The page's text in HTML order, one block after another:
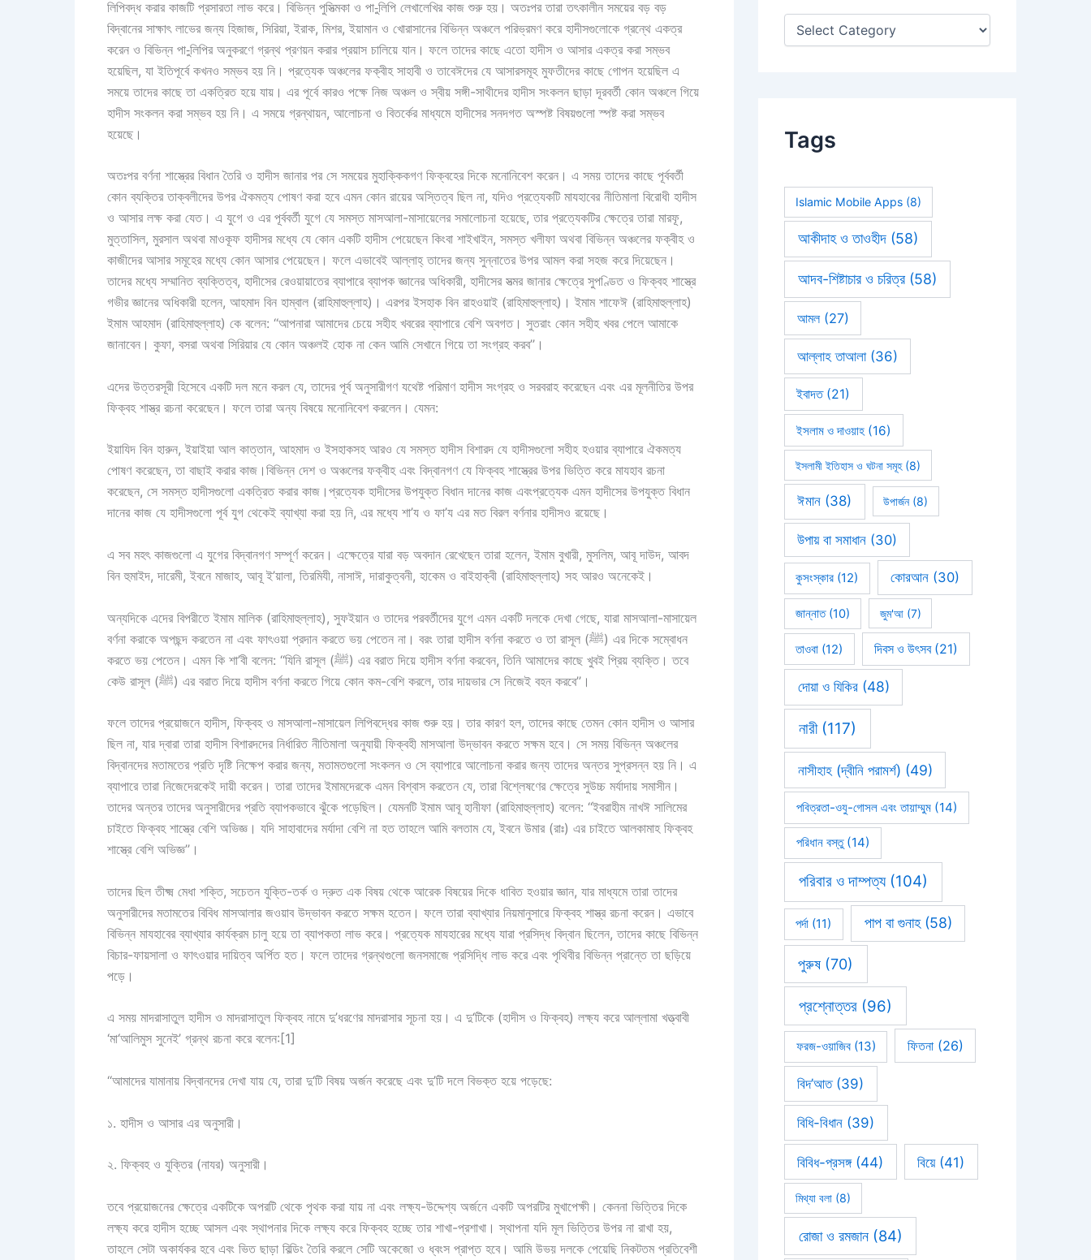
লিপিবদ্ধ করার কাজটি প্রসারতা লাভ করে। বিভিন্ন পুসিত্মকা ও পা-ুলিপি লেখালেখির কাজ শুরু হয়। অতঃপর তারা তৎকালীন সময়ের বড় বড়
বিদ্বানের সাক্ষাৎ লাভের জন্য হিজাজ, সিরিয়া, ইরাক, মিশর, ইয়ামান ও খোরাসানের বিভিন্ন অঞ্চলে পরিভ্রমণ করে হাদীসগুলোকে গ্রন্থে একত্র
করেন ও বিভিন্ন পা-ুলিপির অনুকরণে গ্রন্থ প্রণয়ন করার প্রয়াস চালিয়ে যান। ফলে তাদের কাছে এতো হাদীস ও আসার একত্র করা সম্ভব
হয়েছিল, যা ইতিপূর্বে কখনও সম্ভব হয় নি। প্রত্যেক অঞ্চলের ফক্বীহ সাহাবী ও তাবেঈদের যে আসারসমূহ মুফতীদের কাছে গোপন হয়েছিল এ
সময়ে তাদের কাছে তা একত্রিত হয়ে যায়। এর পূর্বে কারও পক্ষে নিজ অঞ্চল ও স্বীয় সঙ্গী-সাথীদের হাদীস সংকলন ছাড়া দূরবর্তী কোন অঞ্চলে গিয়ে
হাদীস সংকলন করা সম্ভব হয় নি। এ সময়ে গ্রন্থায়ন, আলোচনা ও বিতর্কের মাধ্যমে হাদীসের সনদগত অস্পষ্ট বিষয়গুলো স্পষ্ট করা সম্ভব
হয়েছে।
অতঃপর বর্ণনা শাস্ত্রের বিধান তৈরি ও হাদীস জানার পর সে সময়ের মুহাক্কিকগণ ফিক্বহের দিকে মনোনিবেশ করেন। এ সময় তাদের কাছে পূর্ববর্তী
কোন ব্যক্তির তাক্বলীদের উপর ঐকমত্য পোষণ করা হবে এমন কোন রায়ের অস্তিত্ব ছিল না, যদিও প্রত্যেকটি মাযহাবের নীতিমালা বিরোধী হাদীস
ও আসার লক্ষ করা যেত। এ যুগে ও এর পূর্ববর্তী যুগে যে সমস্ত মাসআলা-মাসায়েলের সমালোচনা হয়েছে, তার প্রত্যেকটির ক্ষেত্রে তারা মারফূ,
মুত্তাসিল, মুরসাল অথবা মাওকূফ হাদীসর মধ্যে যে কোন একটি হাদীস পেয়েছেন কিংবা শাইখাইন, সমস্ত খলীফা অথবা বিভিন্ন অঞ্চলের ফক্বীহ ও
কাজীদের আসার সমূহের মধ্যে কোন আসার পেয়েছেন। ফলে এভাবেই আল্লাহ্‌ তাদের জন্য সুন্নাতের উপর আমল করা সহজ করে দিয়েছেন।
তাদের মধ্যে সম্মানিত ব্যক্তিত্ব, হাদীসের রেওয়ায়াতের ব্যাপারে ব্যাপক জ্ঞানের অধিকারী, হাদীসের সত্মর জানার ক্ষেত্রে সুপণ্ডিত ও ফিক্বহ শাস্ত্রে
গভীর জ্ঞানের অধিকারী হলেন, আহমাদ বিন হাম্বাল (রাহিমাহুল্লাহ)। এরপর ইসহাক বিন রাহওয়াই (রাহিমাহুল্লাহ)। ইমাম শাফেঈ (রাহিমাহুল্লাহ)
ইমাম আহমাদ (রাহিমাহুল্লাহ) কে বলেন: ‘‘আপনারা আমাদের চেয়ে সহীহ খবরের ব্যাপারে বেশি অবগত। সুতরাং কোন সহীহ খবর পেলে আমাকে
জানাবেন। কুফা, বসরা অথবা সিরিয়ার যে কোন অঞ্চলই হোক না কেন আমি সেখানে গিয়ে তা সংগ্রহ করব’’।
এদের উত্তরসূরী হিসেবে একটি দল মনে করল যে, তাদের পূর্ব অনুসারীগণ যথেষ্ট পরিমাণ হাদীস সংগ্রহ ও সরবরাহ করেছেন এবং এর মূলনীতির উপর
ফিক্বহ শাস্ত্র রচনা করেছেন। ফলে তারা অন্য বিষয়ে মনোনিবেশ করলেন। যেমন:
ইয়াযিদ বিন হারুন, ইয়াইয়া আল কাত্তান, আহমাদ ও ইসহাকসহ আরও যে সমস্ত হাদীস বিশারদ যে হাদীসগুলো সহীহ হওয়ার ব্যাপারে ঐকমত্য
পোষণ করেছেন, তা বাছাই করার কাজ।বিভিন্ন দেশ ও অঞ্চলের ফক্বীহ এবং বিদ্বানগণ যে ফিক্বহ শাস্ত্রের উপর ভিত্তি করে মাযহাব রচনা
করেছেন, সে সমস্ত হাদীসগুলো একত্রিত করার কাজ।প্রত্যেক হাদীসের উপযুক্ত বিধান দানের কাজ এবংপ্রত্যেক এমন হাদীসের উপযুক্ত বিধান
দানের কাজ যে হাদীসগুলো পূর্ব যুগ থেকেই ব্যাখ্যা করা হয় নি, এর মধ্যে শা’য ও ফা’য এর মত বিরল বর্ণনার হাদীসও রয়েছে।
এ সব মহৎ কাজগুলো এ যুগের বিদ্বানগণ সম্পূর্ণ করেন। এক্ষেত্রে যারা বড় অবদান রেখেছেন তারা হলেন, ইমাম বুখারী, মুসলিম, আবূ দাউদ, আবদ
বিন হুমাইদ, দারেমী, ইবনে মাজাহ, আবূ ই’য়ালা, তিরমিযী, নাসাঈ, দারাকুত্বনী, হাকেম ও বাইহাক্বী (রাহিমাহুল্লাহ) সহ আরও অনেকেই।
অন্যদিকে এদের বিপরীতে ইমাম মালিক (রাহিমাহুল্লাহ), সুফইয়ান ও তাদের পরবর্তীদের যুগে এমন একটি দলকে দেখা গেছে, যারা মাসআলা-মাসায়েল
বর্ণনা করাকে অপছন্দ করতেন না এবং ফাৎওয়া প্রদান করতে ভয় পেতেন না। বরং তারা হাদীস বর্ণনা করতে ও তা রাসূল (ﷺ) এর দিকে সম্বোধন
করতে ভয় পেতেন। এমন কি শা’বী বলেন: ‘‘যিনি রাসূল (ﷺ) এর বরাত দিয়ে হাদীস বর্ণনা করবেন, তিনি আমাদের কাছে খুবই প্রিয় ব্যক্তি। তবে
কেউ রাসূল (ﷺ) এর বরাত দিয়ে হাদীস বর্ণনা করতে গিয়ে কোন কম-বেশি করলে, তার দায়ভার সে নিজেই বহন করবে’’।
ফলে তাদের প্রয়োজনে হাদীস, ফিক্বহ ও মাসআলা-মাসায়েল লিপিবদ্ধের কাজ শুরু হয়। তার কারণ হল, তাদের কাছে তেমন কোন হাদীস ও আসার
ছিল না, যার দ্বারা তারা হাদীস বিশারদদের নির্ধারিত নীতিমালা অনুযায়ী ফিক্বহী মাসআলা উদ্ভাবন করতে সক্ষম হবে। সে সময় বিভিন্ন অঞ্চলের
বিদ্বানদের মতামতের প্রতি দৃষ্টি নিক্ষেপ করার জন্য, মতামতগুলো সংকলন ও সে ব্যাপারে আলোচনা করার জন্য তাদের অন্তর সুপ্রসন্ন হয় নি। এ
ব্যাপারে তারা নিজেদেরকেই দায়ী করেন। তারা তাদের ইমামদেরকে এমন বিশ্বাস করতেন যে, তারা বিশ্লেষণের ক্ষেত্রে সুউচ্চ মর্যাদায় সমাসীন।
তাদের অন্তর তাদের অনুসারীদের প্রতি ব্যাপকভাবে ঝুঁকে পড়েছিল। যেমনটি ইমাম আবূ হানীফা (রাহিমাহুল্লাহ) বলেন: ‘‘ইবরাহীম নাখঈ সালিমের
চাইতে ফিক্বহ শাস্ত্রে বেশি অভিজ্ঞ। যদি সাহাবাদের মর্যাদা বেশি না হত তাহলে আমি বলতাম যে, ইবনে উমার (রাঃ) এর চাইতে আলকামাহ ফিক্বহ
শাস্ত্রে বেশি অভিজ্ঞ’’।
তাদের ছিল তীক্ষ্ম মেধা শক্তি, সচেতন যুক্তি-তর্ক ও দ্রুত এক বিষয় থেকে আরেক বিষয়ের দিকে ধাবিত হওয়ার জ্ঞান, যার মাধ্যমে তারা তাদের
অনুসারীদের মতামতের বিবিধ মাসআলার জওয়াব উদ্ভাবন করতে সক্ষম হতেন। ফলে তারা ব্যাখ্যার নিয়মানুসারে ফিক্বহ শাস্ত্র রচনা করেন। এভাবে
বিভিন্ন মাযহাবের ব্যাখ্যার কার্যক্রম চালু হয়ে তা ব্যাপকতা লাভ করে। প্রত্যেক মাযহারের মধ্যে যারা প্রসিদ্ধ বিদ্বান ছিলেন, তাদের কাছে বিভিন্ন
বিচার-ফায়সালা ও ফাৎওয়ার দায়িত্ব অর্পিত হত। ফলে তাদের গ্রন্থগুলো জনসমাজে প্রসিদ্ধি লাভ করে এবং পৃথিবীর বিভিন্ন প্রান্তে তা ছড়িয়ে
পড়ে।
এ সময় মাদরাসাতুল হাদীস ও মাদরাসাতুল ফিক্বহ নামে দু’ধরণের মাদরাসার সূচনা হয়। এ দু‘টিকে (হাদীস ও ফিক্বহ) লক্ষ্য করে আল্লামা খত্ত্বাবী
‘মা‘আলিমুস সুনেই’ গ্রন্থ রচনা করে বলেন:[1]
‘‘আমাদের যামানায় বিদ্বানদের দেখা যায় যে, তারা দু‘টি বিষয় অর্জন করেছে এবং দু’টি দলে বিভক্ত হয়ে পড়েছে:
১. হাদীস ও আসার এর অনুসারী।
২. ফিক্বহ ও যুক্তির (নাযর) অনুসারী।
তবে প্রয়োজনের ক্ষেত্রে একটিকে অপরটি থেকে পৃথক করা যায় না এবং লক্ষ্য-উদ্দেশ্য অর্জনে একটি অপরটির মুখাপেক্ষী। কেননা ভিত্তির দিকে
লক্ষ্য করে হাদীস হচ্ছে আসল এবং স্থাপনার দিকে লক্ষ্য করে ফিক্বহ হচ্ছে তার শাখা-প্রশাখা। স্থাপনা যদি মূল ভিত্তির উপর না রাখা হয়,
তাহলে সেটা অকার্যকর হবে এবং ভিত ছাড়া বিল্ডিং তৈরি করলে সেটি অকেজো ও ধ্বংস প্রাপ্ত হবে। আমি উভয় দলকে পেয়েছি নিকটতম প্রতিবেশী
:
Tags
Islamic Mobile Apps(8)
আকীদাহ ও তাওহীদ(58)
আদব-শিষ্টাচার ও চরিত্র(58)
আমল(27)
আল্লাহ তাআলা(36)
ইবাদত(21)
ইসলাম ও দাওয়াহ(16)
ইসলামী ইতিহাস ও ঘটনা সমূহ(8)
ঈমান (38) উপার্জন(8)
উপায় বা সমাধান(30)
কুসংস্কার (12) কোরআন(30)
জান্নাত(10) জুম'আ(7)
তাওবা (12) দিবস ও উৎসব(21)
দোয়া ও যিকির(48)
নারী(117)
নাসীহাহ (দ্বীনি পরামর্শ) (49)
পবিত্রতা-ওযু-গোসল এবং তায়াম্মুম(14)
পরিধান বস্তু(14)
পরিবার ও দাম্পত্য(104)
পর্দা (11) পাপ বা গুনাহ(58)
পুরুষ (70)
প্রশ্নোত্তর(96)
ফরজ-ওয়াজিব(13) ফিতনা(26)
বিদ’আত(39)
বিধি-বিধান (39)
বিবিধ-প্রসঙ্গ(44) বিয়ে(41)
মিথ্যা বলা(8)
রোজা ও রমজান(84)